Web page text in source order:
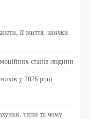
її життя, звички
станів людини
у 2026 році
типи та чому